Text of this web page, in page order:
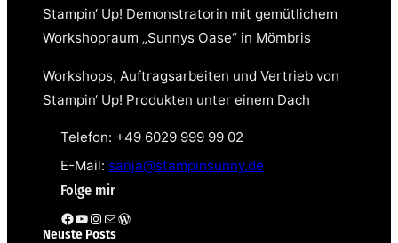
Stampin‘ Up! Demonstratorin mit gemütlichem
Workshopraum „Sunnys Oase“ in Mömbris
Workshops, Auftragsarbeiten und Vertrieb von
Stampin‘ Up! Produkten unter einem Dach
Telefon: +49 6029 999 99 02
E-Mail: sanja@stampinsunny.de
Folge mir
Facebook YouTube Instagram E-Mail WordPress
Neuste Posts